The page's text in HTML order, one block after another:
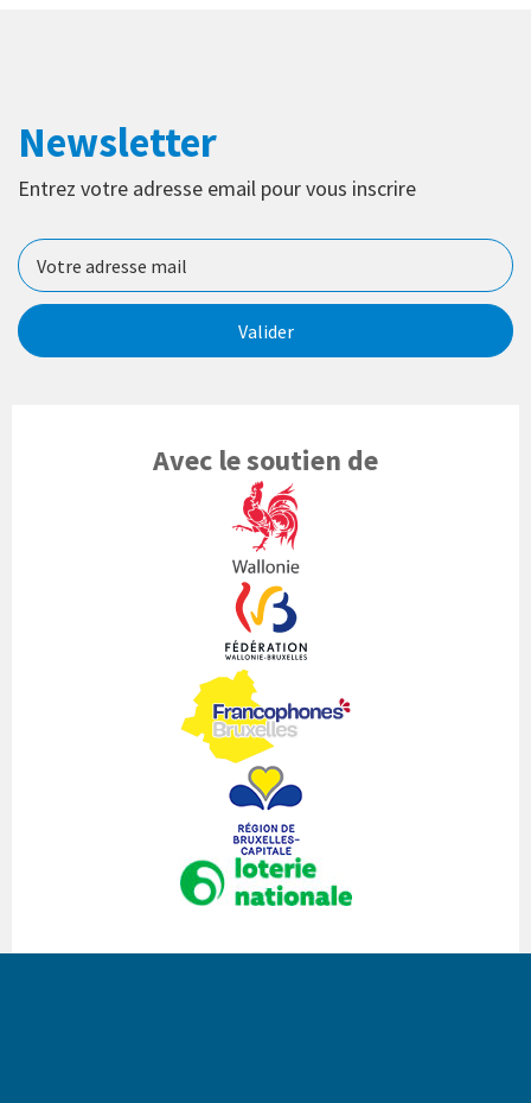
Newsletter
Entrez votre adresse email pour vous inscrire
Valider
Avec le soutien de